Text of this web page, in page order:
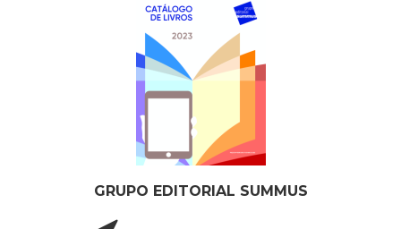
GRUPO EDITORIAL SUMMUS